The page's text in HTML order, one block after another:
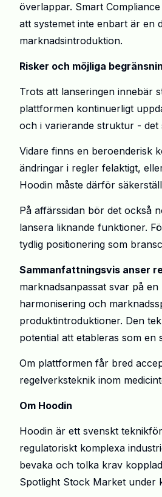
överlappar. Smart
att systemet inte enbart är en
marknadsintroduktion.
Risker och möjliga
Trots att lanseringen innebär
plattformen kontinuerligt
och i varierande struktur -
Vidare finns en beroenderisk
ändringar i regler felaktigt,
Hoodin måste därför
På affärssidan bör det också
lansera liknande funktioner.
tydlig positionering som
Sammanfattningsvis anser
marknadsanpassat svar på
harmonisering och
produktintroduktioner. Den
potential att etableras som en
Om plattformen får bred
regelverksteknik inom
Om Hoodin
Hoodin är ett svenskt
regulatoriskt komplexa
bevaka och tolka krav
Spotlight Stock Market under